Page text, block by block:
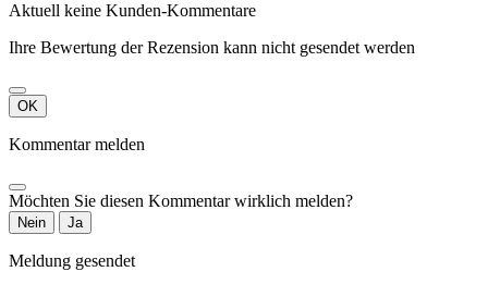
Aktuell keine Kunden-Kommentare
Ihre Bewertung der Rezension kann nicht gesendet werden
OK
Kommentar melden
Möchten Sie diesen Kommentar wirklich melden?
Nein Ja
Meldung gesendet